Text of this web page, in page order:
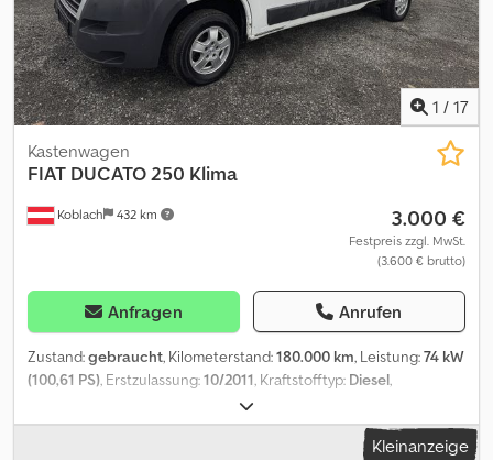
1 / 17
Koblach 432 km
Kastenwagen
FIAT DUCATO 250 Klima
3.000 €
Festpreis zzgl. MwSt.
(3.600 € brutto)
Anfragen Anrufen
Zustand:gebraucht, Kilometerstand:180.000 km, Leistung:74 kW
(100,61 PS), Erstzulassung:10/2011, Kraftstofftyp: Diesel,
, Farbe:Weiß
Emissionsklasse:Euro4, Anzahl der Sitzplätze:2, Baujahr:2011,
ABS, Klimaanlage, Rußfilter, Zentralverriegelung, *
Kleinanzeige